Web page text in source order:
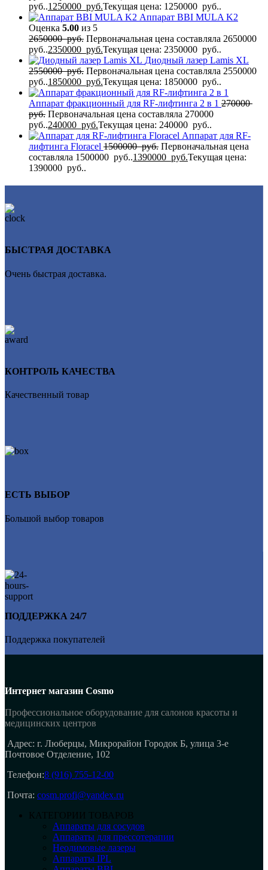
руб..1250000 руб.Текущая цена: 1250000 руб..
Аппарат BBI MULA K2
Оценка 5.00 из 5
2650000руб. Первоначальная цена составляла 2650000
руб..2350000 руб.Текущая цена: 2350000 руб..
Диодный лазер Lamis XL
2550000руб. Первоначальная цена составляла 2550000
руб..1850000 руб.Текущая цена: 1850000 руб..
Аппарат фракционный для RF-лифтинга 2 в 1 270000
руб. Первоначальная цена составляла 270000
руб..240000 руб.Текущая цена: 240000 руб..
Аппарат для RF-
лифтинга Flоrасеl 1500000руб. Первоначальная цена
составляла 1500000 руб..1390000 руб.Текущая цена:
1390000 руб..
БЫСТРАЯ ДОСТАВКА
Очень быстрая доставка.
КОНТРОЛЬ КАЧЕСТВА
Качественный товар
ЕСТЬ ВЫБОР
Большой выбор товаров
ПОДДЕРЖКА 24/7
Поддержка покупателей
Интернет магазин Cosmo
Профессиональное оборудование для салонов красоты и
медицинских центров
Адрес: г. Люберцы, Микрорайон Городок Б, улица 3-е
Почтовое Отделение, 102
Телефон:8 (916) 755-12-00
Почта: cosm.profi@yandex.ru
КАТЕГОРИИ ТОВАРОВ
Аппараты для сосудов
Аппараты для прессотерапии
Неодимовые лазеры
Аппараты IPL